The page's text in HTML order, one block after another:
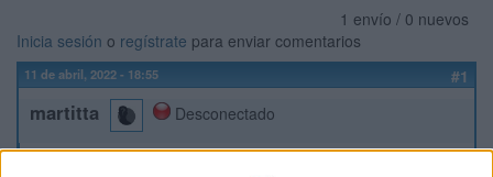
1 envío / 0 nuevos
Inicia sesión o regístrate para enviar comentarios
11 de abril, 2022 - 18:55 #1
martitta
Desconectado
Buenas a todxs!